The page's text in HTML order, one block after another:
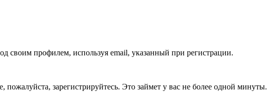
своим профилем, используя email, указанный при регистрации.
зарегистрируйтесь. Это займет у вас не более одной минуты.